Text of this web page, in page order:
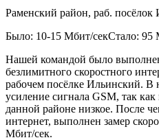
Раменский район, раб.
Было: 10-15 Мбит/секСтало: 95
Нашей командой было
безлимитного скоростного
рабочем посёлке Ильинский. В
усиление сигнала GSM, так как
данной районе низкое. После
интернет, выполнен замер
Мбит/сек.